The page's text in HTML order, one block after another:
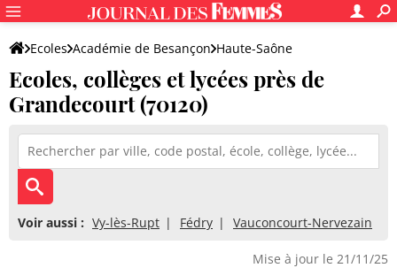
Ecoles Académie de Besançon Haute-Saône
Ecoles, collèges et lycées près de
Grandecourt (70120)
Voir aussi : Vy-lès-Rupt Fédry Vauconcourt-Nervezain
Mise à jour le 21/11/25